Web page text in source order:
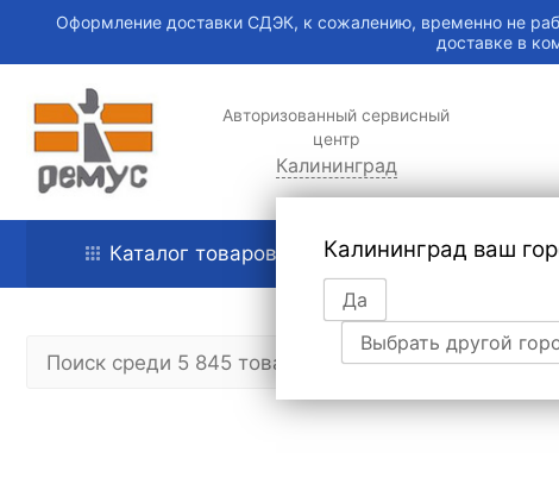
Оформление доставки СДЭК, к сожалению, временно не
доставке в
Авторизованный сервисный
центр
Калининград
Калининград ваш
Да
Выбрать другой
Каталог товаров Главная О